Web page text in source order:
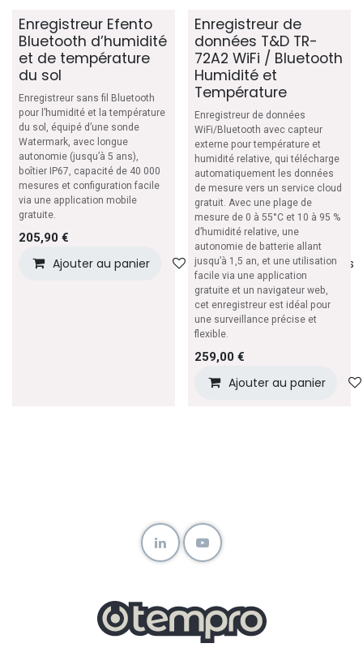
Enregistreur Efento
Bluetooth d’humidité
et de température
du sol
Enregistreur sans fil Bluetooth
pour l’humidité et la température
du sol, équipé d’une sonde
Watermark, avec longue
autonomie (jusqu’à 5 ans),
boîtier IP67, capacité de 40 000
mesures et configuration facile
via une application mobile
gratuite.
205,90 €
Ajouter au panier Ajouter à la liste de souhaits
Enregistreur de
données T&D TR-
72A2 WiFi / Bluetooth
Humidité et
Température
Enregistreur de données
WiFi/Bluetooth avec capteur
externe pour température et
humidité relative, qui télécharge
automatiquement les données
de mesure vers un service cloud
gratuit. Avec une plage de
mesure de 0 à 55°C et 10 à 95 %
d’humidité relative, une
autonomie de batterie allant
jusqu’à 1,5 an, et une utilisation
facile via une application
gratuite et un navigateur web,
cet enregistreur est idéal pour
une surveillance précise et
flexible.
259,00€
Ajouter au panier